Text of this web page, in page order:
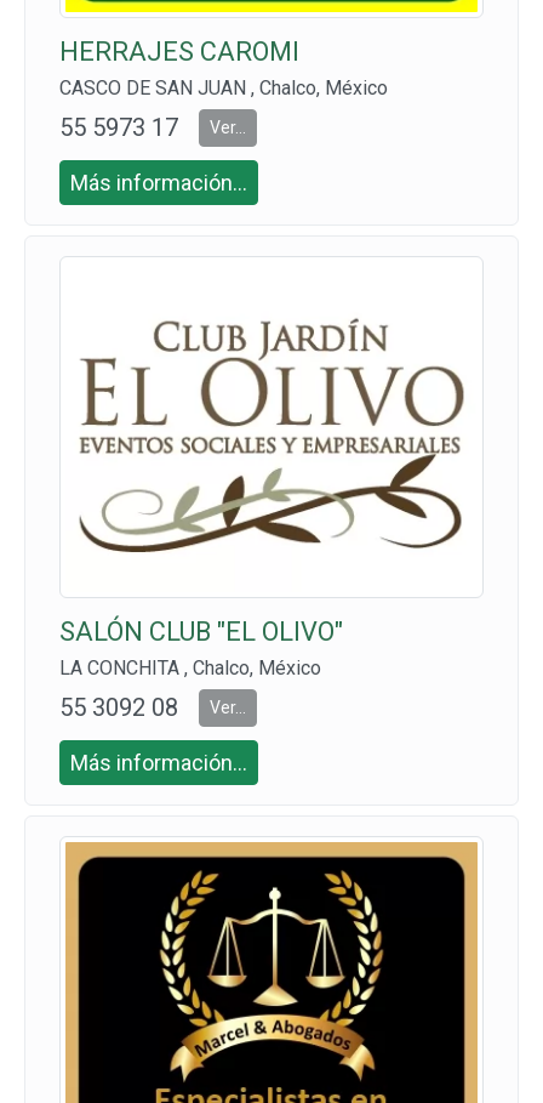
HERRAJES CAROMI
CASCO DE SAN JUAN , Chalco, México
55 5973 17
58 Y 55 597
3 1772
Ver...
Más información...
SALÓN CLUB "EL OLIVO"
LA CONCHITA , Chalco, México
55 3092 08
35, CEL: 55
4056 8514
Ver...
Más información...